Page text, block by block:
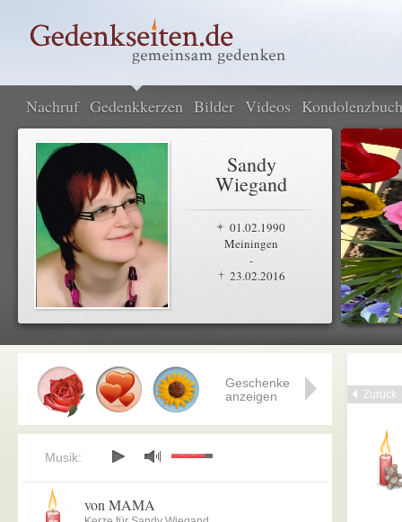
Nachruf Gedenkkerzen Bilder Videos Kondolenzbuch
Sandy
Wiegand
01.02.1990
Meiningen
-
23.02.2016
Zurück
Geschenke
anzeigen
Musik:
von MAMA